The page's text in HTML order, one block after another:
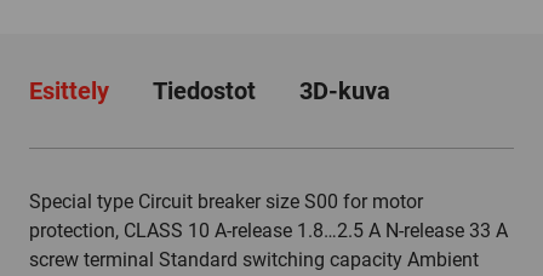
Esittely Tiedostot 3D-kuva
Special type Circuit breaker size S00 for motor
protection, CLASS 10 A-release 1.8…2.5 A N-release 33 A
screw terminal Standard switching capacity Ambient